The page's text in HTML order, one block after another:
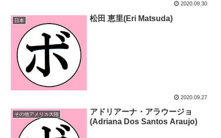
2020.09.30
日本 松田 恵里(Eri Matsuda)
2020.09.27
その他アメリカ大陸
アドリアーナ・アラウージョ
(Adriana Dos Santos Araujo)